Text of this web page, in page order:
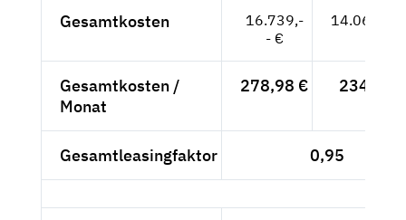
Gesamtkosten
16.739,-
- €
14.066,39
Gesamtkosten /
Monat
278,98 € 234,44 €
Gesamtleasingfaktor 0,95